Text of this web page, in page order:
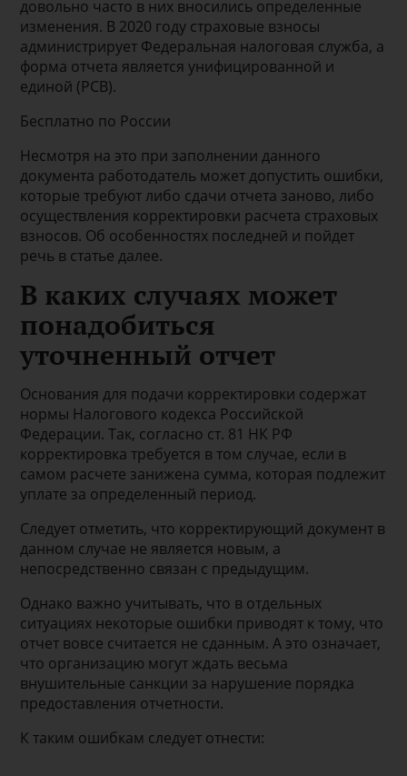
довольно часто в них вносились определенные
изменения. В 2020 году страховые взносы
администрирует Федеральная налоговая служба, а
форма отчета является унифицированной и
единой (РСВ).
Бесплатно по России
Несмотря на это при заполнении данного
документа работодатель может допустить ошибки,
которые требуют либо сдачи отчета заново, либо
осуществления корректировки расчета страховых
взносов. Об особенностях последней и пойдет
речь в статье далее.
В каких случаях может
понадобиться
уточненный отчет
Основания для подачи корректировки содержат
нормы Налогового кодекса Российской
Федерации. Так, согласно ст. 81 НК РФ
корректировка требуется в том случае, если в
самом расчете занижена сумма, которая подлежит
уплате за определенный период.
Следует отметить, что корректирующий документ в
данном случае не является новым, а
непосредственно связан с предыдущим.
Однако важно учитывать, что в отдельных
ситуациях некоторые ошибки приводят к тому, что
отчет вовсе считается не сданным. А это означает,
что организацию могут ждать весьма
внушительные санкции за нарушение порядка
предоставления отчетности.
К таким ошибкам следует отнести: